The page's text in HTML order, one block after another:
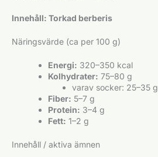
Innehåll: Torkad berberis
Näringsvärde (ca per 100 g)
Energi: 320–350 kcal
Kolhydrater: 75–80 g
varav socker: 25–35 g
Fiber: 5–7 g
Protein: 3–4 g
Fett: 1–2 g
Innehåll / aktiva ämnen